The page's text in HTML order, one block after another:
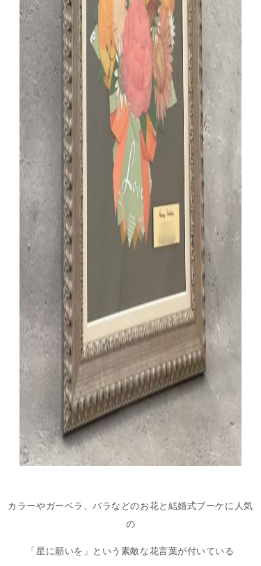
カラーやガーベラ、バラなどのお花と結婚式ブーケに人気
の
「星に願いを」という素敵な花言葉が付いている